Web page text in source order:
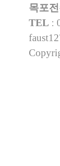
목포
TEL :